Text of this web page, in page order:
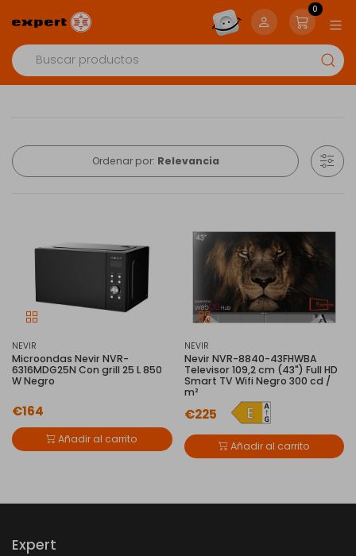
0
Ordenar por: Relevancia
NEVIR
Microondas Nevir NVR-
6316MDG25N Con grill 25 L 850
W Negro
€164
Añadir al carrito
NEVIR
Nevir NVR-8840-43FHWBA
Televisor 109,2 cm (43") Full HD
Smart TV Wifi Negro 300 cd /
m²
€225
Añadir al carrito
Expert